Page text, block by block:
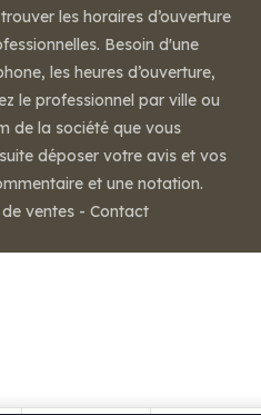
les horaires d’ouverture
Besoin d'une
les heures d’ouverture,
le professionnel par ville ou
de la société que vous
déposer votre avis et vos
et une notation.
ventes - Contact